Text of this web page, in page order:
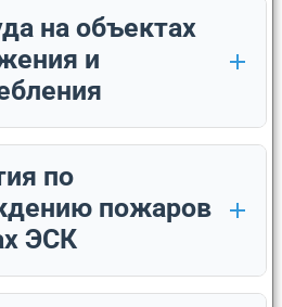
на объектах
и
по
пожаров
ЭСК